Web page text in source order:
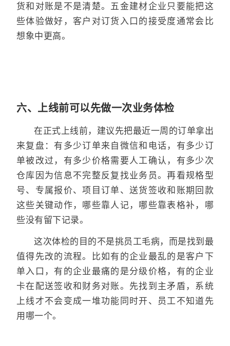
货和对账是不是清楚。五金建材企业只要能把这
些体验做好，客户对订货入口的接受度通常会比
想象中更高。
六、上线前可以先做一次业务体检
在正式上线前，建议先把最近一周的订单拿出
来复盘：有多少订单来自微信和电话，有多少订
单被改过，有多少价格需要人工确认，有多少次
仓库因为信息不完整反复找业务员。再看规格型
号、专属报价、项目订单、送货签收和账期回款
这些关键动作，哪些靠人记，哪些靠表格补，哪
些没有留下记录。
这次体检的目的不是挑员工毛病，而是找到最
值得先改的流程。比如有的企业最乱的是客户下
单入口，有的企业最痛的是分级价格，有的企业
卡在配送签收和财务对账。先找到主矛盾，系统
上线才不会变成一堆功能同时开、员工不知道先
用哪一个。